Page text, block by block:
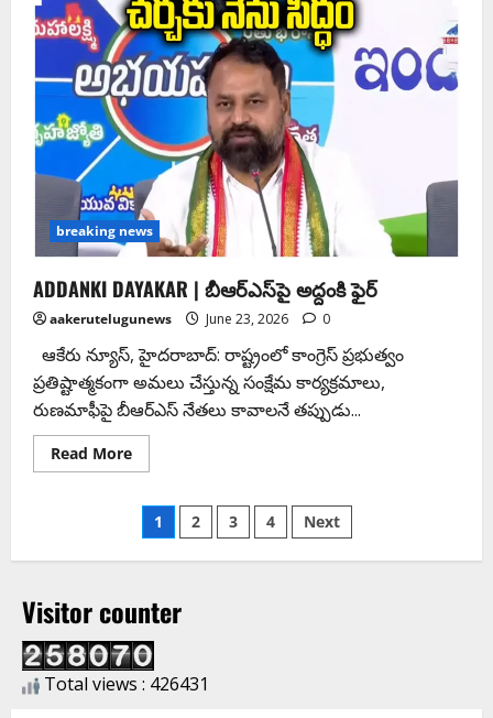
breaking news
ADDANKI DAYAKAR | బీఆర్ఎస్‌పై అద్దంకి ఫైర్
aakerutelugunews June 23, 2026 0
ఆకేరు న్యూస్, హైదరాబాద్: రాష్ట్రంలో కాంగ్రెస్ ప్రభుత్వం
ప్రతిష్టాత్మకంగా అమలు చేస్తున్న సంక్షేమ కార్యక్రమాలు,
రుణమాఫీపై బీఆర్ఎస్ నేతలు కావాలనే తప్పుడు...
Read More
1 2 3 4 Next
Visitor counter
Total views : 426431